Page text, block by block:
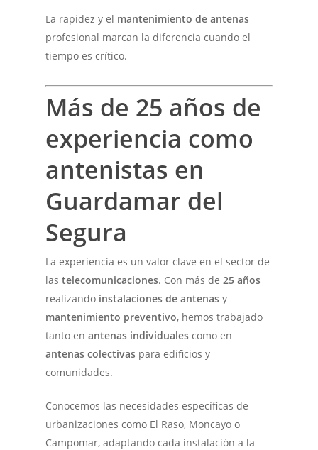
La rapidez y el mantenimiento de antenas
profesional marcan la diferencia cuando el
tiempo es crítico.
Más de 25 años de
experiencia como
antenistas en
Guardamar del
Segura
La experiencia es un valor clave en el sector de
lastelecomunicaciones. Con más de25 años
realizando instalaciones de antenas y
mantenimiento preventivo, hemos trabajado
tanto enantenas individuales como en
antenas colectivas para edificios y
comunidades.
Conocemos las necesidades específicas de
urbanizaciones como El Raso, Moncayo o
Campomar, adaptando cada instalación a la